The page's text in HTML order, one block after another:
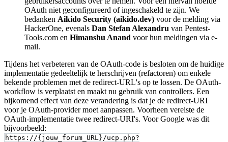
OAuth niet geconfigureerd of ingeschakeld te zijn. We
bedanken Aikido Security (aikido.dev) voor de melding via
HackerOne, evenals Dan Stefan Alexandru van Pentest-
Tools.com en Himanshu Anand voor hun meldingen via e-
mail.
Tijdens het verbeteren van de OAuth-code is besloten om de huidige
implementatie gedeeltelijk te herschrijven (refactoren) om enkele
bekende problemen met de redirect-URL's op te lossen. De OAuth-
workflow is verplaatst en maakt nu gebruik van controllers. Een
bijkomend effect van deze verandering is dat je de redirect-URI
voor je OAuth-provider moet aanpassen. Voorheen vereiste de
OAuth-implementatie twee redirect-URI's. Voor Google was dit
bijvoorbeeld:
https://{jouw_forum_URL}/ucp.php?